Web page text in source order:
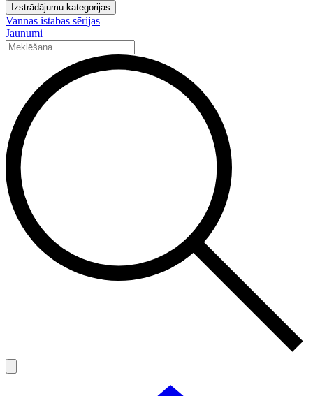
Izstrādājumu kategorijas
Vannas istabas sērijas
Jaunumi